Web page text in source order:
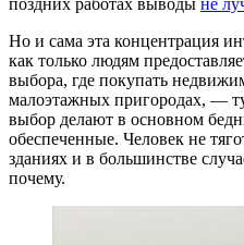
Но и сама эта концентрация
как только людям
выбора, где покупать
малоэтажных пригородах, —
выбор делают в основном
обеспеченные. Человек не
зданиях и в большинстве
почему.